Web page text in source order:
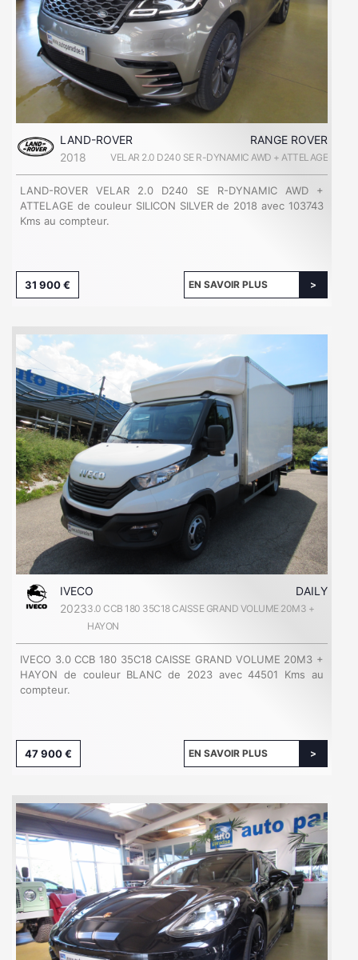
LAND-ROVER
RANGE ROVER
2018
VELAR 2.0 D240 SE R-DYNAMIC AWD + ATTELAGE
LAND-ROVER VELAR 2.0 D240 SE R-DYNAMIC AWD +
ATTELAGE de couleur SILICON SILVER de 2018 avec 103743
Kms au compteur.
31 900 € EN SAVOIR PLUS
IVECO
DAILY
20233.0 CCB 180 35C18 CAISSE GRAND VOLUME 20M3 +
HAYON
IVECO 3.0 CCB 180 35C18 CAISSE GRAND VOLUME 20M3 +
HAYON de couleur BLANC de 2023 avec 44501 Kms au
compteur.
47 900 € EN SAVOIR PLUS